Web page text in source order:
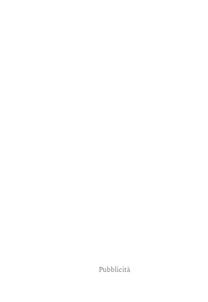
Pubblicità